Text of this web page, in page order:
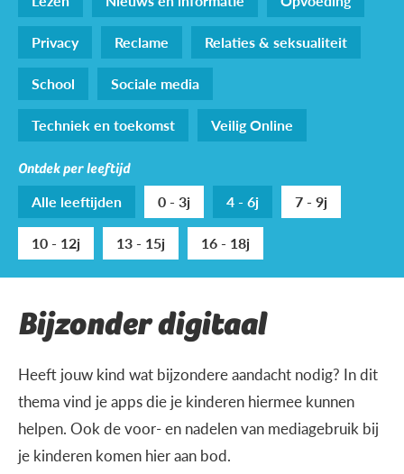
Privacy
Reclame
Relaties & seksualiteit
School
Sociale media
Techniek en toekomst
Veilig Online
Ontdek per leeftijd
Alle leeftijden 0 - 3j 4 - 6j
7 - 9j
10 - 12j
13 - 15j 16 - 18j
Bijzonder digitaal
Heeft jouw kind wat bijzondere aandacht nodig? In dit
thema vind je apps die je kinderen hiermee kunnen
helpen. Ook de voor- en nadelen van mediagebruik bij
je kinderen komen hier aan bod.